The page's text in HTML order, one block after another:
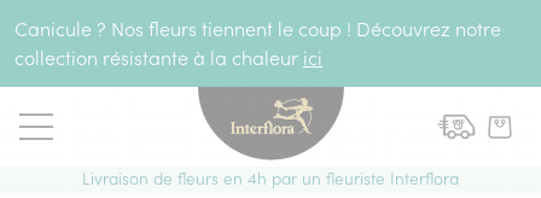
Canicule ? Nos fleurs tiennent le coup ! Découvrez notre
collection résistante à la chaleur ici
Livraison de fleurs en 4h par un fleuriste Interflora